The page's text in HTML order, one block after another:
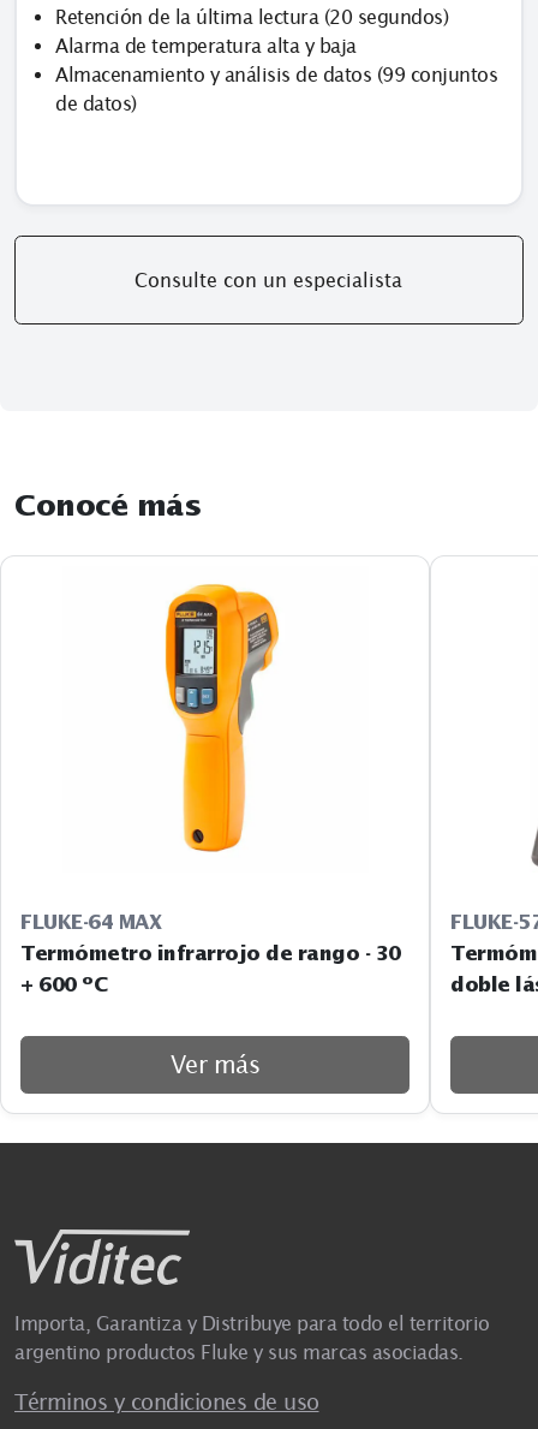
Retención de la última lectura (20 segundos)
Alarma de temperatura alta y baja
Almacenamiento y análisis de datos (99 conjuntos
de datos)
Consulte con un especialista
Conocé más
FLUKE-64 MAX
Termómetro infrarrojo de rango - 30
+ 600 ºC
Ver más
FLUKE-
doble
Importa, Garantiza y Distribuye para todo el territorio
argentino productos Fluke y sus marcas asociadas.
Términos y condiciones de uso